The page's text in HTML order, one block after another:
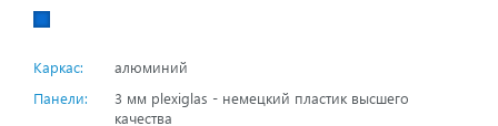
Каркас:
алюминий
Панели:
3 мм plexiglas - немецкий пластик высшего
качества